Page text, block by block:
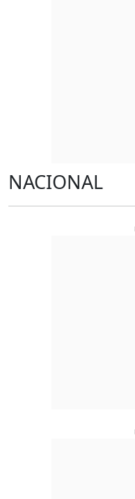
NACIONAL